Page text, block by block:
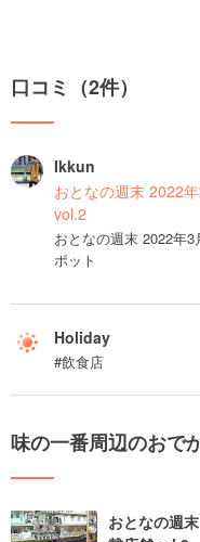
口コミ（2件）
Ikkun
おとなの週末 2022
vol.2
おとなの週末 2022年
ポット
Holiday
#飲食店
味の一番周辺のおで
おとなの週